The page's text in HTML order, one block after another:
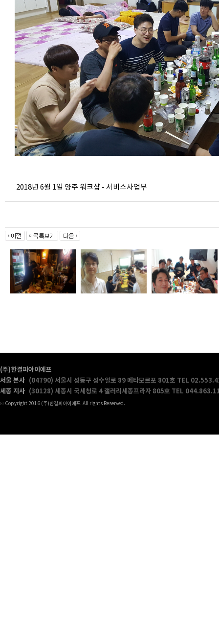
2018년 6월 1일 양주 워크샵 - 서비스사업부
(주)한결피아이에프
서울 본사 (04790) 서울시 성동구 성수일로 89 메타모르포 801호 TEL
세종 지사 (30128) 세종시 국세청로 4 갤러리세종프라자 805호 TEL
© Copyright 2016 (주)한결피아이에프. All rights Reserved.